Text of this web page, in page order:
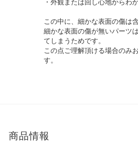
・外観または回し心地からわ
この中に、細かな表面の傷は
細かな表面の傷が無いパーツ
てしまうためです。
この点ご理解頂ける場合のみ
す。
商品情報